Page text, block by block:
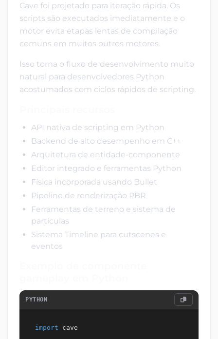
Cave foi projetado para iteração rápida. Os
scripts são executados imediatamente e o
motor evita etapas lentas de compilação
comuns em muitos outros motores.
Isso torna o fluxo de desenvolvimento muito
natural para desenvolvedores Python
acostumados com ciclos rápidos de scripting.
API nativa de scripting em Python
Backend de alto desempenho em C++
Arquitetura de entidade-componente
Editor integrado e ferramentas Python
Física incorporada usando Bullet
Pipeline de renderização PBR
Ferramentas de terreno e sistema de
partículas
Sistema Timeline para cutscenes e
eventos
PYTHON
import cave